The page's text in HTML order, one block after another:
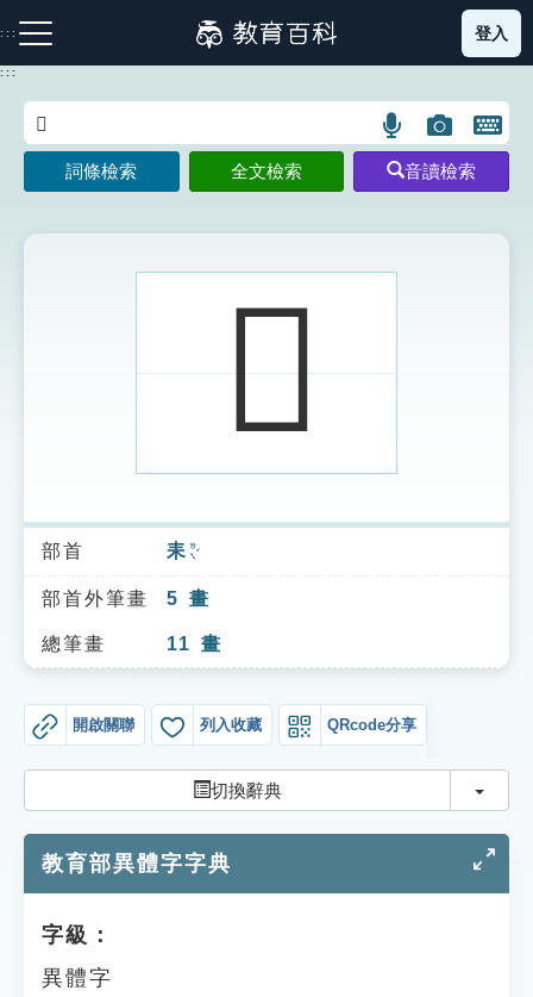
到
主
:::
注音索引圖示 筆畫索引圖示 部首索引表圖示
索引選單
知識索引
單字索引
貓頭鷹博士
登入
:::
語
言
搜
示
圖
片
搜
開
鍵
圖
詞條檢索 全文檢索 音讀檢索
𦓮
部首 耒 ㄌㄟˇ
部首外筆畫 5 畫
總筆畫 11 畫
開啟關聯 列入收藏 QRcode分享
切換辭典 切換
教育部異體字字典
字級：
異體字